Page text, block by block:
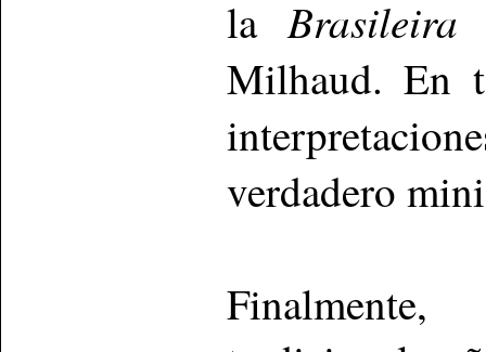
laBrasileira
Milhaud. En
verdadero